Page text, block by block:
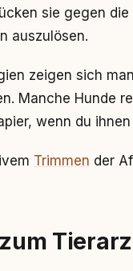
sie gegen
auszulösen.
zeigen sich
Manche Hunde
wenn du
Trimmen der